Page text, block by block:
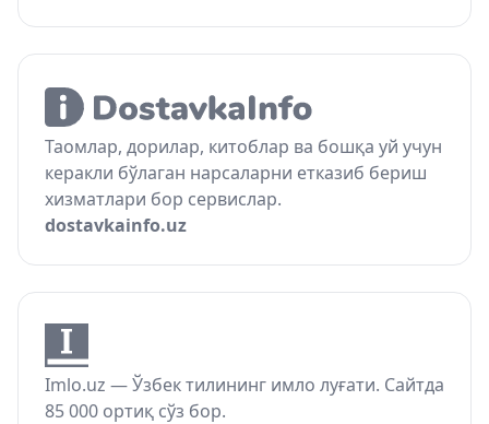
Таомлар, дорилар, китоблар ва бошқа уй учун
керакли бўлаган нарсаларни етказиб бериш
хизматлари бор сервислар.
dostavkainfo.uz
Imlo.uz — Ўзбек тилининг имло луғати. Сайтда
85 000 ортиқ сўз бор.